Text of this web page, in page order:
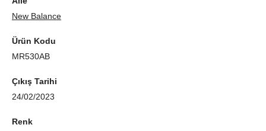
New Balance
Ürün Kodu
MR530AB
Çıkış Tarihi
24/02/2023
Renk